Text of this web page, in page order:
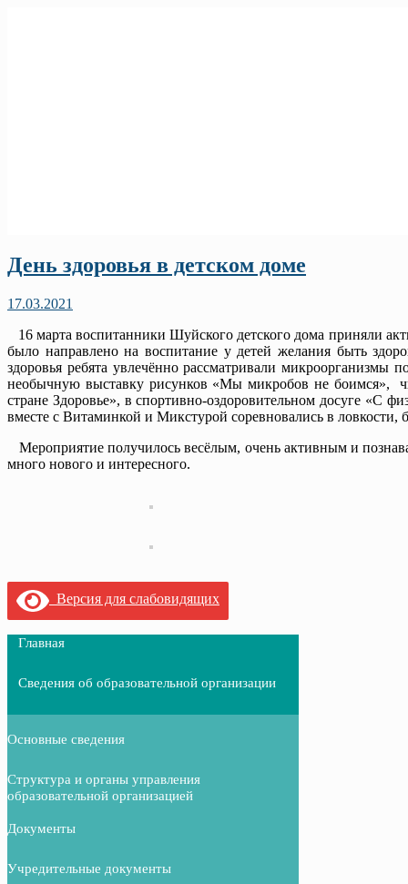
День здоровья в детском доме
17.03.2021
16 марта воспитанники Шуйского детского дома приняли
было направлено на воспитание у детей желания быть
здоровья ребята увлечённо рассматривали
необычную выставку рисунков «Мы микробов не боимся»,
стране Здоровье», в спортивно-оздоровительном досуге «С
вместе с Витаминкой и Микстурой соревновались в ловкости,
Мероприятие получилось весёлым, очень активным и
много нового и интересного.
Версия для слабовидящих
Главная
Сведения об образовательной организации
Основные сведения
Структура и органы управления
образовательной организацией
Документы
Учредительные документы